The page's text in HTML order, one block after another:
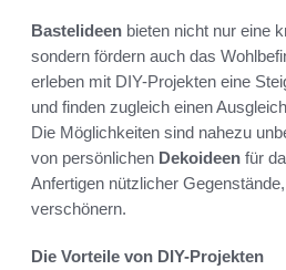
Bastelideen bieten nicht nur eine
sondern fördern auch das
erleben mit DIY-Projekten eine
und finden zugleich einen
Die Möglichkeiten sind nahezu
von persönlichen Dekoideen für
Anfertigen nützlicher
verschönern.
Die Vorteile von DIY-Projekten